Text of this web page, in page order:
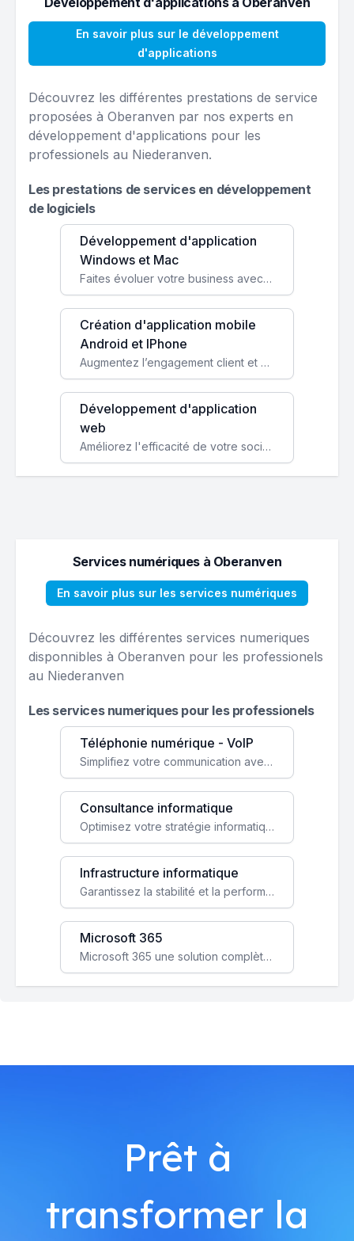
En savoir plus sur le développement
d'applications
Découvrez les différentes prestations de service
proposées à Oberanven par nos experts en
développement d'applications pour les
professionels au Niederanven.
Les prestations de services en développement
de logiciels
Développement d'application
Windows et Mac
Faites évoluer votre business avec des solutions logicielles personnalisées, parfaitement adaptées à vos besoins spécifiques.
Création d'application mobile
Android et IPhone
Augmentez l’engagement client et simplifiez vos processus avec une application mobile sur mesure, disponible sur iOS et Android.
Développement d'application
web
Améliorez l'efficacité de votre société avec une application web personnalisée accessible partout et tout le temps.
Services numériques à Oberanven
En savoir plus sur les services numériques
Découvrez les différentes services numeriques
disponnibles à Oberanven pour les professionels
au Niederanven
Les services numeriques pour les professionels
Téléphonie numérique - VoIP
Simplifiez votre communication avec une solution VoIP flexible, économique et adaptée à vos besoins professionnels.
Consultance informatique
Optimisez votre stratégie informatique avec l'expertise de nos consultants pour améliorer votre efficacité et sécurité.
Infrastructure informatique
Garantissez la stabilité et la performance de votre entreprise avec une infrastructure IT sécurisée et évolutive.
Microsoft 365
Microsoft 365 une solution complète qui booste votre productivité, renforce la sécurité de vos données et facilite la collaboration.
Prêt à
transformer la